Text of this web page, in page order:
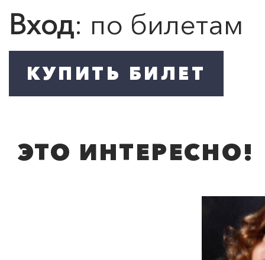
Вход: по билетам
ЭТО ИНТЕРЕСНО!